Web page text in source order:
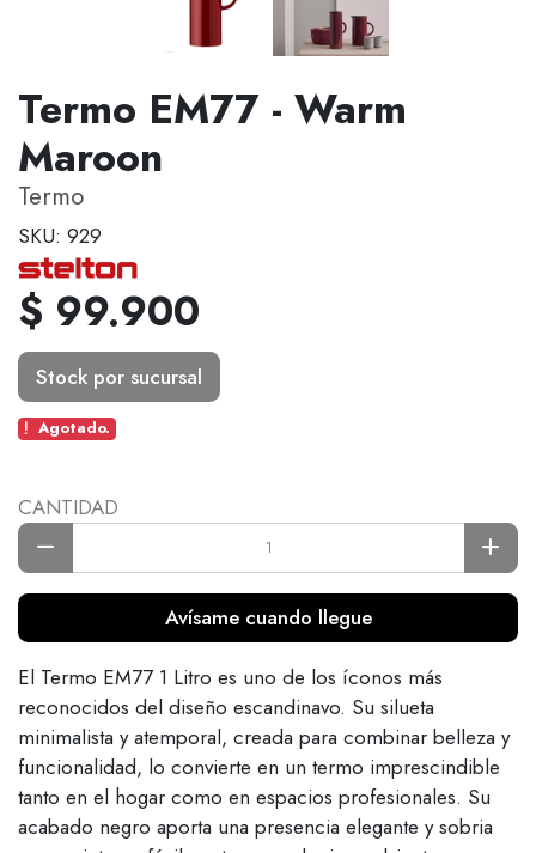
Termo EM77 - Warm
Maroon
Termo
SKU: 929
$ 99.900
Stock por sucursal
Agotado.
CANTIDAD
Avísame cuando llegue
El Termo EM77 1 Litro es uno de los íconos más
reconocidos del diseño escandinavo. Su silueta
minimalista y atemporal, creada para combinar belleza y
funcionalidad, lo convierte en un termo imprescindible
tanto en el hogar como en espacios profesionales. Su
acabado negro aporta una presencia elegante y sobria